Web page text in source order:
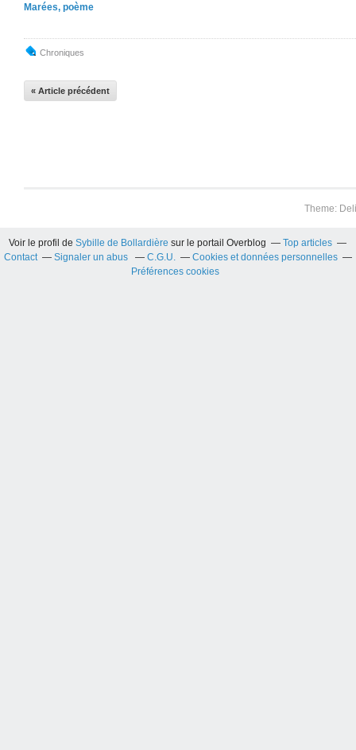
Marées, poème
Chroniques
« Article précédent
Theme:
Voir le profil deSybille de Bollardière sur le portail Overblog
Top articles
Contact
Signaler un abus C.G.U.
Cookies et données personnelles
Préférences cookies